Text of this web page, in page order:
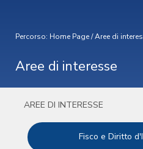
Percorso: Home Page/Aree di
Aree di interesse
AREE DI INTERESSE
Fisco e Diritto